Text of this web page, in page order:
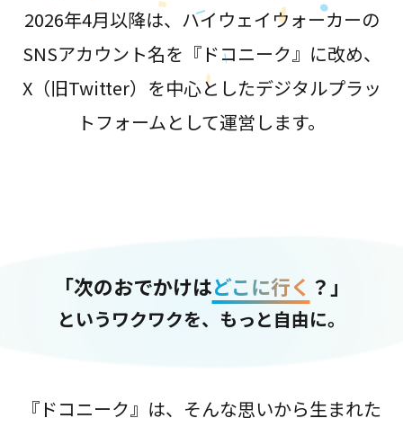
2026年4月以降は、ハイウェイウォーカーの
SNSアカウント名を『ドコニーク』に改め、
X（旧Twitter）を中心としたデジタルプラッ
トフォームとして運営します。
「次のおでかけはどこに行く ？」
というワクワクを、もっと自由に。
『ドコニーク』は、そんな思いから生まれた